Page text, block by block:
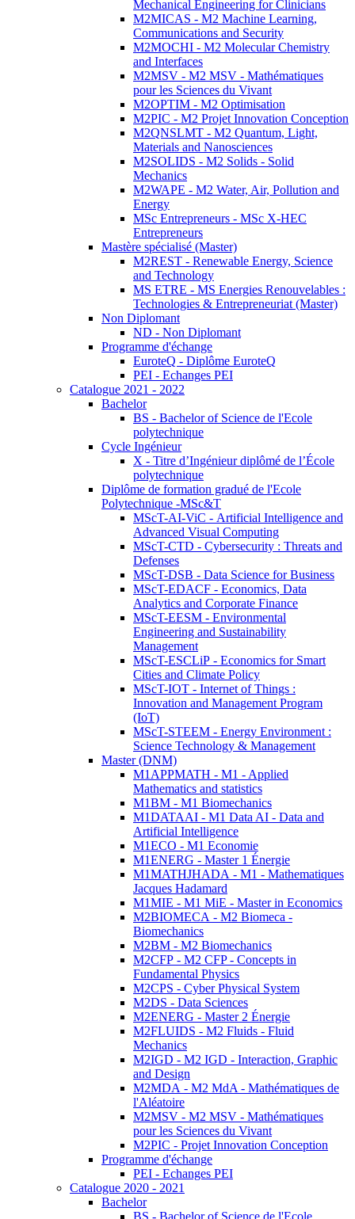
Mechanical Engineering for Clinicians
M2MICAS - M2 Machine Learning,
Communications and Security
M2MOCHI - M2 Molecular Chemistry
and Interfaces
M2MSV - M2 MSV - Mathématiques
pour les Sciences du Vivant
M2OPTIM - M2 Optimisation
M2PIC - M2 Projet Innovation Conception
M2QNSLMT - M2 Quantum, Light,
Materials and Nanosciences
M2SOLIDS - M2 Solids - Solid
Mechanics
M2WAPE - M2 Water, Air, Pollution and
Energy
MSc Entrepreneurs - MSc X-HEC
Entrepreneurs
Mastère spécialisé (Master)
M2REST - Renewable Energy, Science
and Technology
MS ETRE - MS Energies Renouvelables :
Technologies & Entrepreneuriat (Master)
Non Diplomant
ND - Non Diplomant
Programme d'échange
EuroteQ - Diplôme EuroteQ
PEI - Echanges PEI
Catalogue 2021 - 2022
Bachelor
BS - Bachelor of Science de l'Ecole
polytechnique
Cycle Ingénieur
X - Titre d’Ingénieur diplômé de l’École
polytechnique
Diplôme de formation gradué de l'Ecole
Polytechnique -MSc&T
MScT-AI-ViC - Artificial Intelligence and
Advanced Visual Computing
MScT-CTD - Cybersecurity : Threats and
Defenses
MScT-DSB - Data Science for Business
MScT-EDACF - Economics, Data
Analytics and Corporate Finance
MScT-EESM - Environmental
Engineering and Sustainability
Management
MScT-ESCLiP - Economics for Smart
Cities and Climate Policy
MScT-IOT - Internet of Things :
Innovation and Management Program
(IoT)
MScT-STEEM - Energy Environment :
Science Technology & Management
Master (DNM)
M1APPMATH - M1 - Applied
Mathematics and statistics
M1BM - M1 Biomechanics
M1DATAAI - M1 Data AI - Data and
Artificial Intelligence
M1ECO - M1 Economie
M1ENERG - Master 1 Énergie
M1MATHJHADA - M1 - Mathematiques
Jacques Hadamard
M1MIE - M1 MiE - Master in Economics
M2BIOMECA - M2 Biomeca -
Biomechanics
M2BM - M2 Biomechanics
M2CFP - M2 CFP - Concepts in
Fundamental Physics
M2CPS - Cyber Physical System
M2DS - Data Sciences
M2ENERG - Master 2 Énergie
M2FLUIDS - M2 Fluids - Fluid
Mechanics
M2IGD - M2 IGD - Interaction, Graphic
and Design
M2MDA - M2 MdA - Mathématiques de
l'Aléatoire
M2MSV - M2 MSV - Mathématiques
pour les Sciences du Vivant
M2PIC - Projet Innovation Conception
Programme d'échange
PEI - Echanges PEI
Catalogue 2020 - 2021
Bachelor
BS - Bachelor of Science de l'Ecole